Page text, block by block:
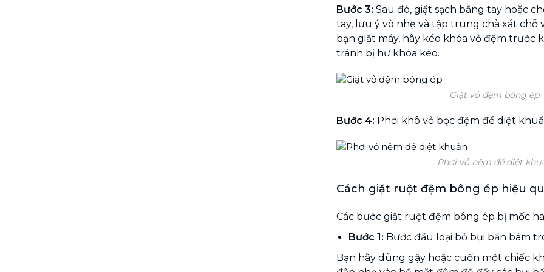
Bước 3: Sau đó, giặt sạch bằng tay hoặc
tay, lưu ý vò nhẹ và tập trung chà xát chỗ
bạn giặt máy, hãy kéo khóa vỏ đệm trước
tránh bị hư khóa kéo.
Giặt vỏ đệm bông ép
Bước 4: Phơi khô vỏ bọc đệm để diệt
Phơi vỏ nệm để diệt
Cách giặt ruột đệm bông ép hiệu
Các bước giặt ruột đệm bông ép bị mốc
Bước 1: Bước đầu loại bỏ bụi bẩn bám
Bạn hãy dùng gậy hoặc cuốn một chiếc